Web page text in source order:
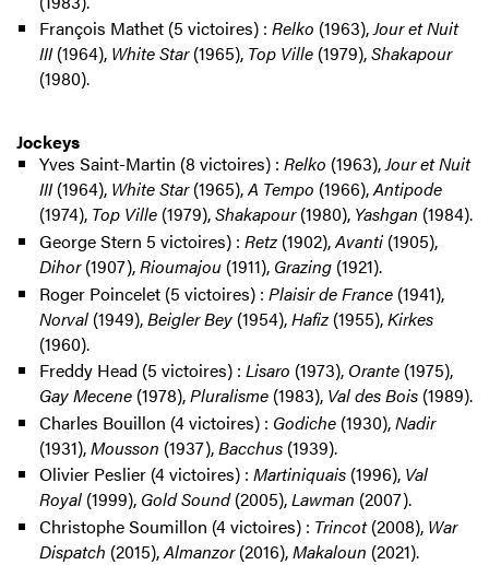
François Mathet (5 victoires) : Relko (1963),Jour et Nuit
III(1964), White Star(1965), Top Ville(1979),Shakapour
(1980).
Jockeys
Yves Saint-Martin (8 victoires) : Relko (1963),Jour et Nuit
III(1964), White Star(1965),A Tempo (1966),Antipode
(1974), Top Ville(1979),Shakapour(1980), Yashgan (1984).
George Stern 5 victoires) : Retz (1902),Avanti (1905),
Dihor(1907),Rioumajou(1911), Grazing(1921).
Roger Poincelet (5 victoires) : Plaisir de France(1941),
Norval(1949),Beigler Bey(1954),Hafiz (1955),Kirkes
(1960).
Freddy Head (5 victoires) : Lisaro (1973), Orante (1975),
Gay Mecene(1978),Pluralisme(1983), Val des Bois(1989).
Charles Bouillon (4 victoires) : Godiche (1930),Nadir
(1931),Mousson (1937),Bacchus(1939).
Olivier Peslier (4 victoires) : Martiniquais(1996), Val
Royal(1999), Gold Sound(2005),Lawman (2007).
Christophe Soumillon (4 victoires) : Trincot(2008), War
Dispatch (2015),Almanzor(2016),Makaloun (2021).